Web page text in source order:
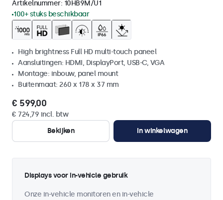
Artikelnummer: 10HB9M/U1
100+ stuks beschikbaar
High brightness Full HD multi-touch paneel
Aansluitingen: HDMI, DisplayPort, USB-C, VGA
Montage: inbouw, panel mount
Buitenmaat: 260 x 178 x 37 mm
€ 599,00
€ 724,79 incl. btw
Bekijken
In winkelwagen
Displays voor in-vehicle gebruik
Onze in-vehicle monitoren en in-vehicle